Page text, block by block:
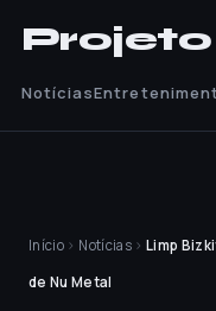
Projeto
Notícias
Início › Notícias › Limp
de Nu Metal